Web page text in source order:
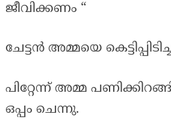
ജീവിക്കണം “
ചേട്ടൻ അമ്മയെ
പിറ്റേന്ന് അമ്മ
ഒപ്പം ചെന്നു.